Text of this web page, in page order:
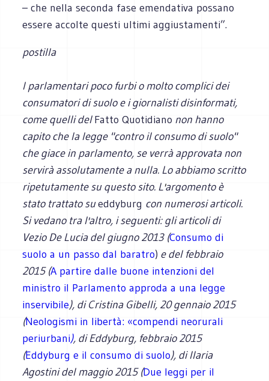
– che nella seconda fase emendativa possano
essere accolte questi ultimi aggiustamenti”.
postilla
I parlamentari poco furbi o molto complici dei
consumatori di suolo e i giornalisti disinformati,
come quelli delFatto Quotidiano non hanno
capito che la legge "contro il consumo di suolo"
che giace in parlamento, se verrà approvata non
servirà assolutamente a nulla. Lo abbiamo scritto
ripetutamente su questo sito. L'argomento è
stato trattato sueddyburg con numerosi articoli.
Si vedano tra l'altro, i seguenti: gli articoli di
Vezio De Lucia del giugno 2013 (Consumo di
suolo a un passo dal baratro) e del febbraio
2015 (A partire dalle buone intenzioni del
ministro il Parlamento approda a una legge
inservibile), di Cristina Gibelli, 20 gennaio 2015
(Neologismi in libertà: «compendi neorurali
periurbani), di Eddyburg, febbraio 2015
(Eddyburg e il consumo di suolo), di Ilaria
Agostini del maggio 2015 (Due leggi per il